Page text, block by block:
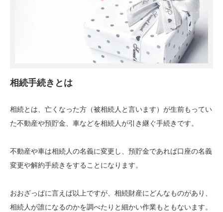
相続手続きとは
相続とは、亡くなった方（被相続人と言います）が生前もってい
た不動産や預貯金、車などを相続人が引き継ぐ手続きです。
不動産や車は相続人の名義に変更し、預貯金であれば口座の名義
変更や解約手続きをすることになります。
おおざっぱに言えば以上ですが、相続財産にどんなものがあり、
相続人が誰になるのかを調べたりと細かい作業もともないます。